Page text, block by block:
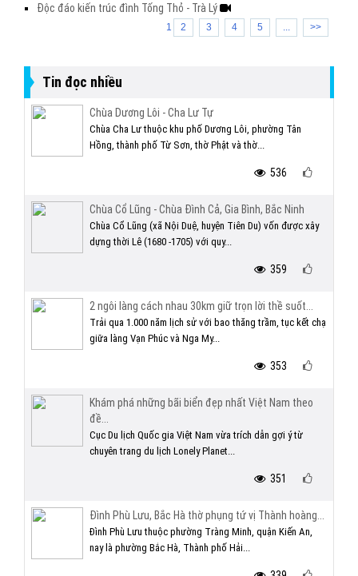
Độc đáo kiến trúc đình Tống Thỏ - Trà Lý
1 2 3 4 5 ... >>
Tin đọc nhiều
Chùa Dương Lôi - Cha Lư Tự
Chùa Cha Lư thuộc khu phố Dương Lôi, phường Tân
Hồng, thành phố Từ Sơn, thờ Phật và thờ...
536
Chùa Cổ Lũng - Chùa Đình Cả, Gia Bình, Bắc Ninh
Chùa Cổ Lũng (xã Nội Duệ, huyện Tiên Du) vốn được xây
dựng thời Lê (1680 -1705) với quy...
359
2 ngôi làng cách nhau 30km giữ trọn lời thề suốt...
Trải qua 1.000 năm lịch sử với bao thăng trầm, tục kết chạ
giữa làng Vạn Phúc và Nga My...
353
Khám phá những bãi biển đẹp nhất Việt Nam theo
đề...
Cục Du lịch Quốc gia Việt Nam vừa trích dẫn gợi ý từ
chuyên trang du lịch Lonely Planet...
351
Đình Phù Lưu, Bắc Hà thờ phụng tứ vị Thành hoàng...
Đình Phù Lưu thuộc phường Tràng Minh, quận Kiến An,
nay là phường Bắc Hà, Thành phố Hải...